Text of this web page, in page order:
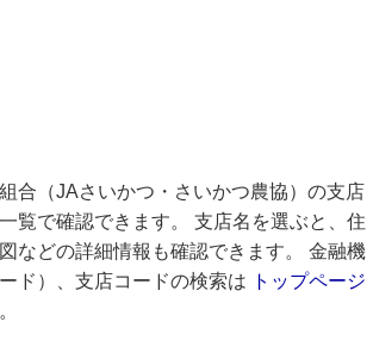
合（JAさいかつ・さいかつ農協）の支店
覧で確認できます。 支店名を選ぶと、住
などの詳細情報も確認できます。 金融機
ド）、支店コードの検索は
トップページ